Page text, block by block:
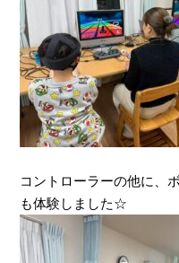
コントローラーの他に、
も体験しました☆